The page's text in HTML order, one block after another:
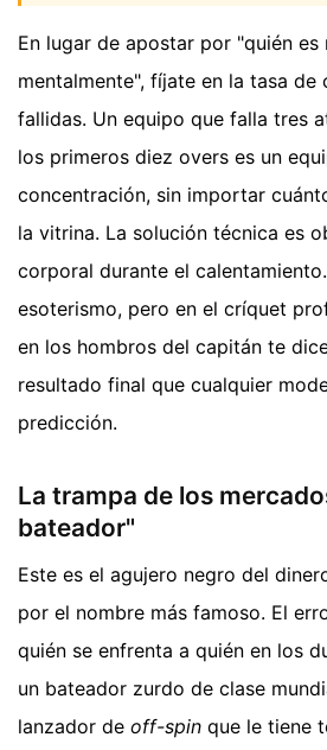
En lugar de apostar por "quién es
mentalmente", fíjate en la tasa de
fallidas. Un equipo que falla tres
los primeros diez overs es un
concentración, sin importar
la vitrina. La solución técnica es
corporal durante el
esoterismo, pero en el críquet
en los hombros del capitán te
resultado final que cualquier
predicción.
La trampa de los
bateador"
Este es el agujero negro del
por el nombre más famoso. El
quién se enfrenta a quién en los
un bateador zurdo de clase
lanzador de off-spin que le tiene